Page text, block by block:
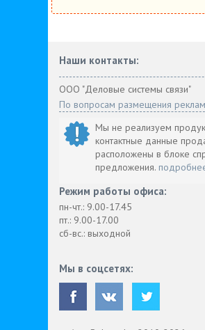
Наши контакты:
ООО "Деловые системы связи"
По вопросам размещения
Мы не реализуем
контактные данные
расположены в блоке
предложения.
Режим работы офиса:
пн-чт.: 9.00-17.45
пт.: 9.00-17.00
сб-вс.: выходной
Мы в соцсетях: